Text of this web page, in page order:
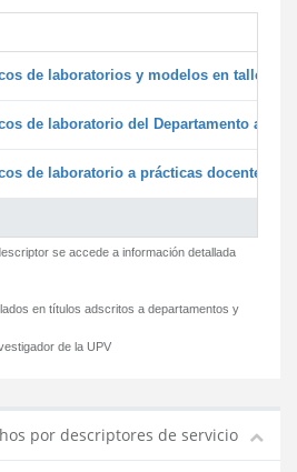
de laboratorios y modelos en
de laboratorio del Departamento a la
de laboratorio a prácticas docentes y
se accede a información detallada
en títulos adscritos a departamentos y
de la UPV
por descriptores de servicio